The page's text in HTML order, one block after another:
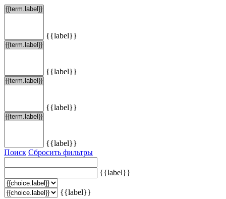
{{label}}
{{label}}
{{label}}
{{label}}
Поиск Сбросить фильтры
{{label}}
{{label}}